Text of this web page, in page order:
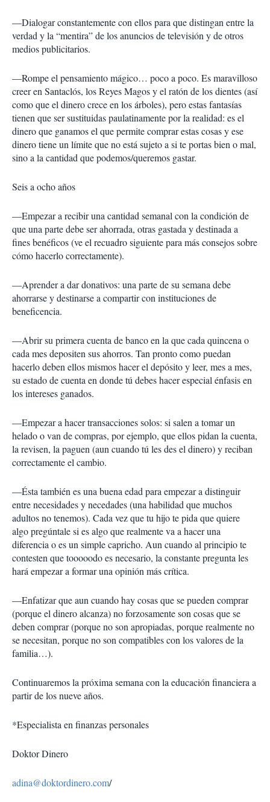
—Dialogar constantemente con ellos para que distingan entre la
verdad y la “mentira” de los anuncios de televisión y de otros
medios publicitarios.
—Rompe el pensamiento mágico… poco a poco. Es maravilloso
creer en Santaclós, los Reyes Magos y el ratón de los dientes (así
como que el dinero crece en los árboles), pero estas fantasías
tienen que ser sustituidas paulatinamente por la realidad: es el
dinero que ganamos el que permite comprar estas cosas y ese
dinero tiene un límite que no está sujeto a si te portas bien o mal,
sino a la cantidad que podemos/queremos gastar.
Seis a ocho años
—Empezar a recibir una cantidad semanal con la condición de
que una parte debe ser ahorrada, otras gastada y destinada a
fines benéficos (ve el recuadro siguiente para más consejos sobre
cómo hacerlo correctamente).
—Aprender a dar donativos: una parte de su semana debe
ahorrarse y destinarse a compartir con instituciones de
beneficencia.
—Abrir su primera cuenta de banco en la que cada quincena o
cada mes depositen sus ahorros. Tan pronto como puedan
hacerlo deben ellos mismos hacer el depósito y leer, mes a mes,
su estado de cuenta en donde tú debes hacer especial énfasis en
los intereses ganados.
—Empezar a hacer transacciones solos: si salen a tomar un
helado o van de compras, por ejemplo, que ellos pidan la cuenta,
la revisen, la paguen (aun cuando tú les des el dinero) y reciban
correctamente el cambio.
—Ésta también es una buena edad para empezar a distinguir
entre necesidades y necedades (una habilidad que muchos
adultos no tenemos). Cada vez que tu hijo te pida que quiere
algo pregúntale si es algo que realmente va a hacer una
diferencia o es un simple capricho. Aun cuando al principio te
contesten que tooooodo es necesario, la constante pregunta les
hará empezar a formar una opinión más crítica.
—Enfatizar que aun cuando hay cosas que se pueden comprar
(porque el dinero alcanza) no forzosamente son cosas que se
deben comprar (porque no son apropiadas, porque realmente no
se necesitan, porque no son compatibles con los valores de la
familia…).
Continuaremos la próxima semana con la educación financiera a
partir de los nueve años.
*Especialista en finanzas personales
Doktor Dinero
adina@doktordinero.com/